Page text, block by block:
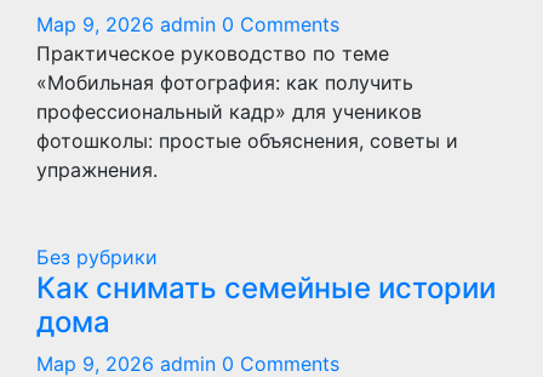
Мар 9, 2026 admin 0 Comments
Практическое руководство по теме
«Мобильная фотография: как получить
профессиональный кадр» для учеников
фотошколы: простые объяснения, советы и
упражнения.
Без рубрики
Как снимать семейные истории
дома
Мар 9, 2026 admin 0 Comments